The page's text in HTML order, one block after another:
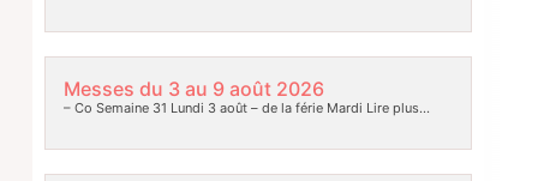
Messes du 3 au 9 août 2026
– Co Semaine 31 Lundi 3 août – de la férie Mardi Lire plus…